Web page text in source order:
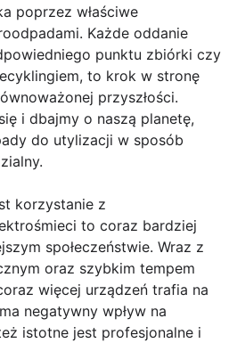
poprzez właściwe
Każde oddanie
punktu zbiórki czy
to krok w stronę
przyszłości.
i dbajmy o naszą planetę,
do utylizacji w sposób
korzystanie z
to coraz bardziej
społeczeństwie. Wraz z
oraz szybkim tempem
więcej urządzeń trafia na
negatywny wpływ na
istotne jest profesjonalne i